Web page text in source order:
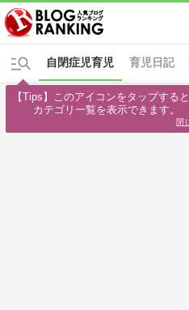
育児日記
自閉症児育児
【Tips】このアイコンをタップすると
カテゴリ一覧を表示できます。
閉